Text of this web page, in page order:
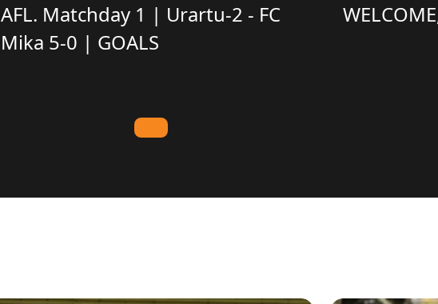
AFL. Matchday 1 | Urartu-2 - FC
Mika 5-0 | GOALS